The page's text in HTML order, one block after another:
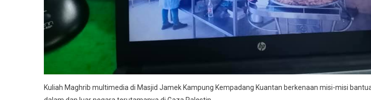
Kuliah Maghrib multimedia di Masjid Jamek Kampung Kempadang Kuantan berkenaan misi-misi